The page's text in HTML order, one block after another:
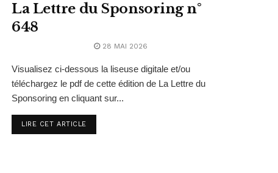
La Lettre du Sponsoring n°
648
28 MAI 2026
Visualisez ci-dessous la liseuse digitale et/ou
téléchargez le pdf de cette édition de La Lettre du
Sponsoring en cliquant sur...
LIRE CET ARTICLE